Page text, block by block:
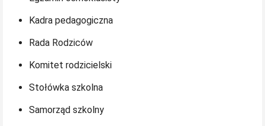
Kadra pedagogiczna
Rada Rodziców
Komitet rodzicielski
Stołówka szkolna
Samorząd szkolny